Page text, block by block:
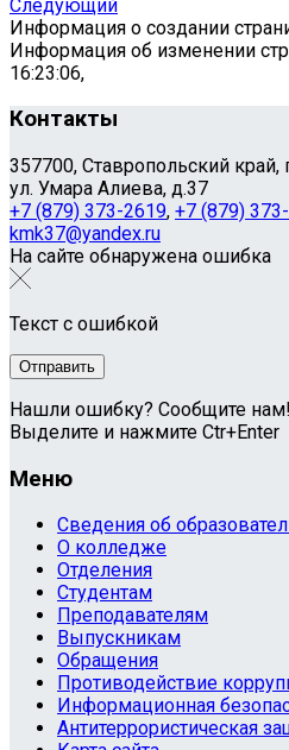
Следующий
Информация о создании
Информация об изменении
16:23:06,
Контакты
357700, Ставропольский край,
ул. Умара Алиева, д.37
+7 (879) 373-2619, +7 (879)
kmk37@yandex.ru
На сайте обнаружена ошибка
Текст с ошибкой
Нашли ошибку? Сообщите нам!
Выделите и нажмите Ctr+Enter
Меню
Сведения об
О колледже
Отделения
Студентам
Преподавателям
Выпускникам
Обращения
Противодействие
Информационная
Антитеррористическая